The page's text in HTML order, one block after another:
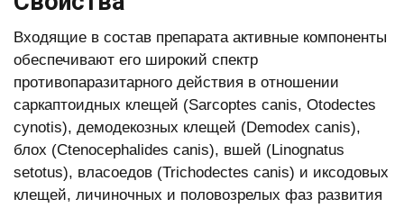
Входящие в состав препарата активные компоненты
обеспечивают его широкий спектр
противопаразитарного действия в отношении
саркаптоидных клещей (Sarcoptes canis, Otodectes
cynotis), демодекозных клещей (Demodex canis),
блох (Ctenocephalides canis), вшей (Linognatus
setotus), власоедов (Trichodectes canis) и иксодовых
клещей, личиночных и половозрелых фаз развития